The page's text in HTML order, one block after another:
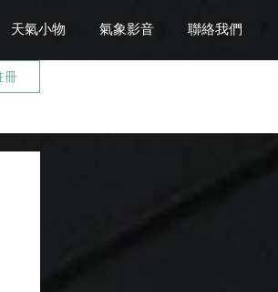
天氣小物 氣象影音 聯絡我們
冊